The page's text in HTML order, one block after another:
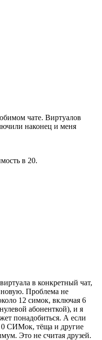
чате. Виртуалов
наконец и меня
в 20.
в конкретный чат,
новую. Проблема не
12 симок, включая 6
абоненткой), и я
понадобиться. А если
0 СИМок, тёща и другие
Это не считая друзей.